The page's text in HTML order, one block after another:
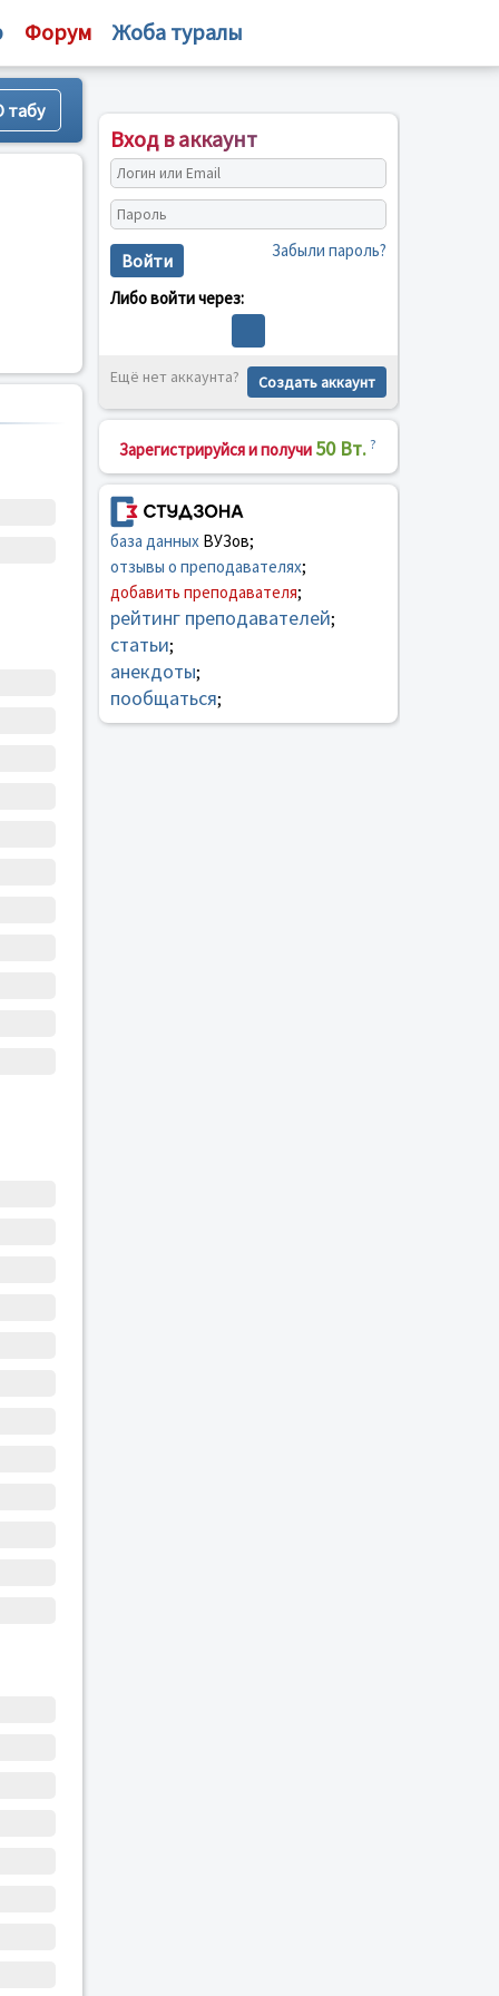
Форум Жоба туралы
Вход в аккаунт
Войти Забыли пароль?
Либо войти через:
Ещё нет аккаунта? Создать аккаунт
Зарегистрируйся и получи 50 Вт. ?
база данныхВУЗов;
отзывы о преподавателях;
добавить преподавателя;
рейтинг преподавателей;
статьи;
анекдоты;
пообщаться;